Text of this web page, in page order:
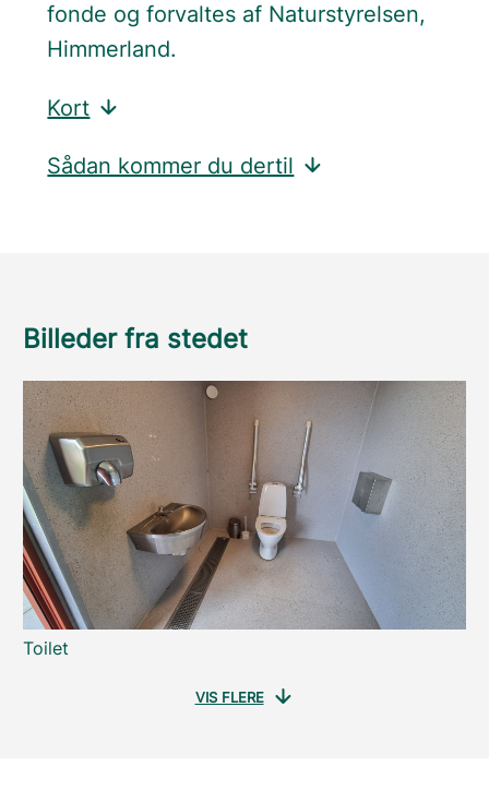
fonde og forvaltes af Naturstyrelsen,
Himmerland.
Kort
Sådan kommer du dertil
Billeder fra stedet
Toilet
VIS FLERE